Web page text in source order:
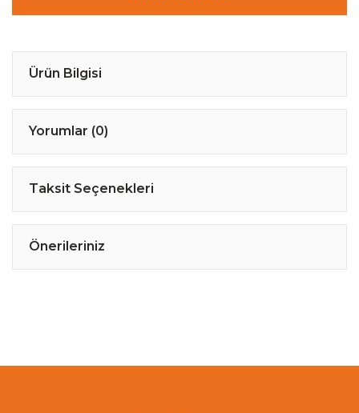
Ürün Bilgisi
Yorumlar (0)
Taksit Seçenekleri
Önerileriniz